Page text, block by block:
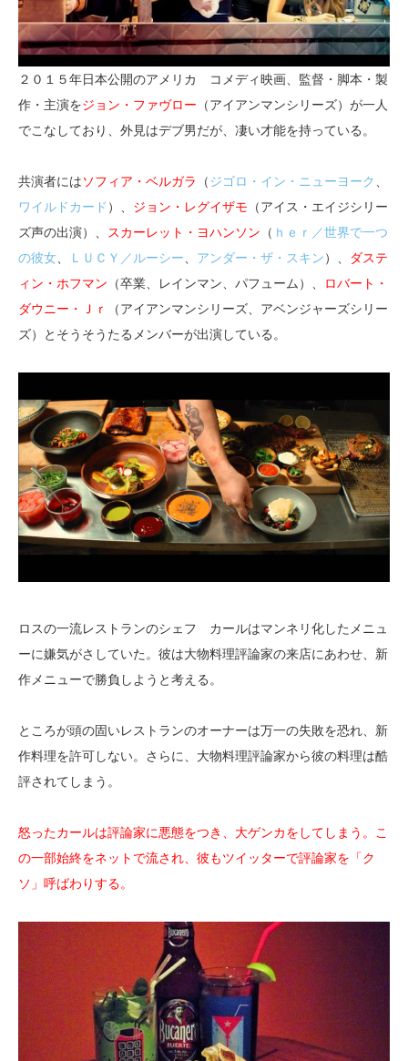
２０１５年日本公開のアメリカ コメディ映画、監督・脚本・製
作・主演をジョン・ファヴロー （アイアンマンシリーズ）が一人
でこなしており、外見はデブ男だが、凄い才能を持っている。
共演者にはソフィア・ベルガラ （ジゴロ・イン・ニューヨーク、
ワイルドカード ）、 ジョン・レグイザモ （アイス・エイジシリー
ズ声の出演）、 スカーレット・ヨハンソン （ ｈｅｒ／世界で一つ
の彼女、 ＬＵＣＹ／ルーシー、 アンダー・ザ・スキン）、
ダステ
ィン・ホフマン （卒業、レインマン、パフューム）、
ロバート・
ダウニー・Ｊｒ
（アイアンマンシリーズ、アベンジャーズシリー
ズ）とそうそうたるメンバーが出演している。
ロスの一流レストランのシェフ カールはマンネリ化したメニュ
ーに嫌気がさしていた。彼は大物料理評論家の来店にあわせ、新
作メニューで勝負しようと考える。
ところが頭の固いレストランのオーナーは万一の失敗を恐れ、新
作料理を許可しない。さらに、大物料理評論家から彼の料理は酷
評されてしまう。
怒ったカールは評論家に悪態をつき、大ゲンカをしてしまう。こ
の一部始終をネットで流され、彼もツイッターで評論家を「ク
ソ」呼ばわりする。